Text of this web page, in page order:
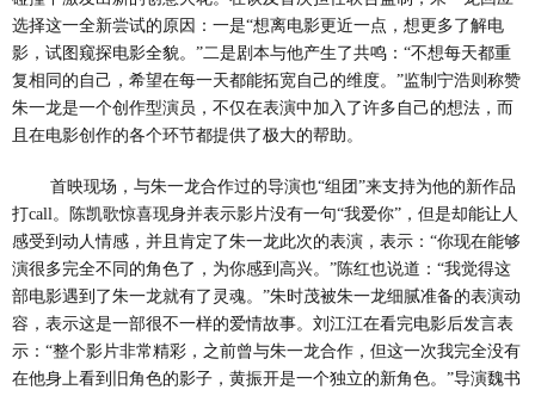
选择这一全新尝试的原因：一是“想离电影更近一点，想更多了解电
影，试图窥探电影全貌。”二是剧本与他产生了共鸣：“不想每天都重
复相同的自己，希望在每一天都能拓宽自己的维度。”监制宁浩则称赞
朱一龙是一个创作型演员，不仅在表演中加入了许多自己的想法，而
且在电影创作的各个环节都提供了极大的帮助。
首映现场，与朱一龙合作过的导演也“组团”来支持为他的新作品
打call。陈凯歌惊喜现身并表示影片没有一句“我爱你”，但是却能让人
感受到动人情感，并且肯定了朱一龙此次的表演，表示：“你现在能够
演很多完全不同的角色了，为你感到高兴。”陈红也说道 ： “我觉得这
部电影遇到了朱一龙就有了灵魂。”朱时茂被朱一龙细腻准备的表演动
容， 表示这是一部很不一样的爱情故事。刘江江在看完电影后发言表
示： “整个影片非常精彩，之前曾与朱一龙合作，但这一次我完全没有
在他身上看到旧角色的影子，黄振开是一个独立的新角色。”导演魏书